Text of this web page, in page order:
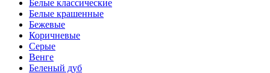
Белые классические
Белые крашенные
Бежевые
Коричневые
Серые
Венге
Беленый дуб